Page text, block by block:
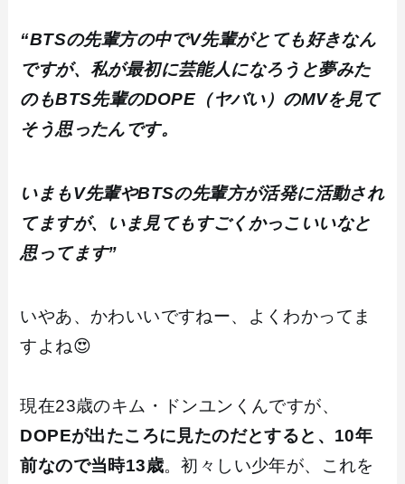
“BTSの先輩方の中でV先輩がとても好きなん
ですが、私が最初に芸能人になろうと夢みた
のもBTS先輩のDOPE（ヤバい）のMVを見て
そう思ったんです。
いまもV先輩やBTSの先輩方が活発に活動され
てますが、いま見てもすごくかっこいいなと
思ってます”
いやあ、かわいいですねー、よくわかってま
すよね😍
現在23歳のキム・ドンユンくんですが、
DOPEが出たころに見たのだとすると、10年
前なので当時13歳。初々しい少年が、これを